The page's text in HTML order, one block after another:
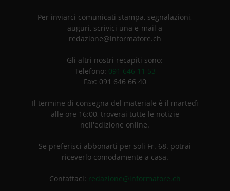
Per inviarci comunicati stampa, segnalazioni,
auguri, scrivici una e-mail a
redazione@informatore.ch
Gli altri nostri recapiti sono:
Telefono: 091 646 11 53
Fax: 091 646 66 40
Il termine di consegna del materiale è il martedì
alle ore 16:00, troverai tutte le notizie
nell'edizione online.
Se preferisci abbonarti per soli Fr. 68. potrai
riceverlo comodamente a casa.
Contattaci: redazione@informatore.ch